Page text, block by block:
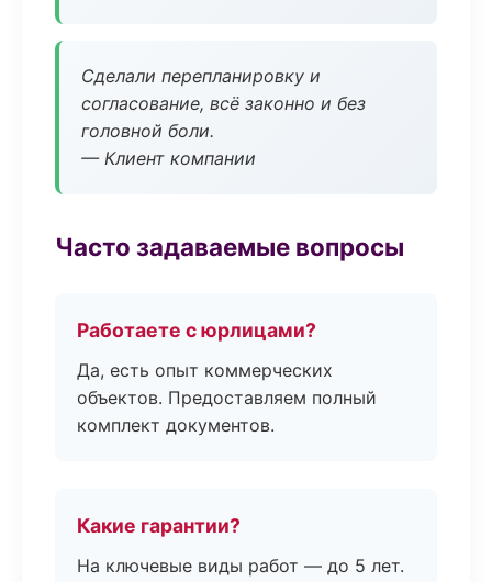
Сделали перепланировку и
согласование, всё законно и без
головной боли.
— Клиент компании
Часто задаваемые вопросы
Работаете с юрлицами?
Да, есть опыт коммерческих
объектов. Предоставляем полный
комплект документов.
Какие гарантии?
На ключевые виды работ — до 5 лет.